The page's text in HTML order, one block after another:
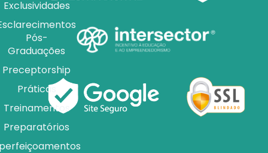
Exclusividades
Pós-
Graduações
Preceptorship
Práticas
Treinamentos
Preparatórios